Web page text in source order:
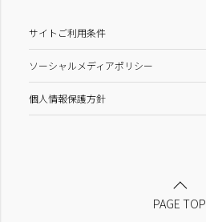
サイトご利用条件
ソーシャルメディアポリシー
個人情報保護方針
PAGE TOP